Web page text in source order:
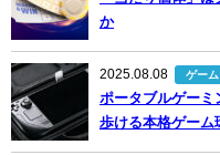
か
2025.08.08 ゲー
ポータブルゲーミ
歩ける本格ゲーム